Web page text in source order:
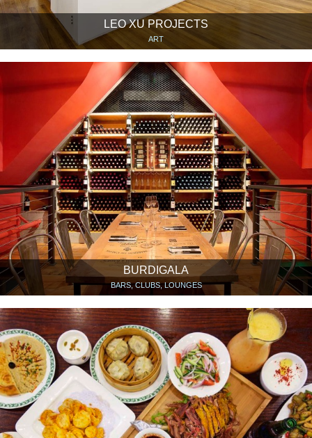
LEO XU PROJECTS
ART
BURDIGALA
BARS, CLUBS, LOUNGES